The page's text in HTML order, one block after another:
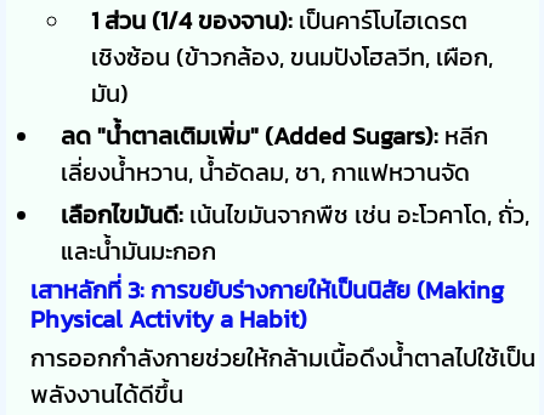
1 ส่วน (1/4 ของจาน): เป็นคาร์โบไฮเดรต
เชิงซ้อน (ข้าวกล้อง, ขนมปังโฮลวีท, เผือก,
มัน)
ลด "น้ำตาลเติมเพิ่ม" (Added Sugars): หลีก
เลี่ยงน้ำหวาน, น้ำอัดลม, ชา, กาแฟหวานจัด
เลือกไขมันดี: เน้นไขมันจากพืช เช่น อะโวคาโด, ถั่ว,
และน้ำมันมะกอก
เสาหลักที่ 3: การขยับร่างกายให้เป็นนิสัย (Making
Physical Activity a Habit)
การออกกำลังกายช่วยให้กล้ามเนื้อดึงน้ำตาลไปใช้เป็น
พลังงานได้ดีขึ้น